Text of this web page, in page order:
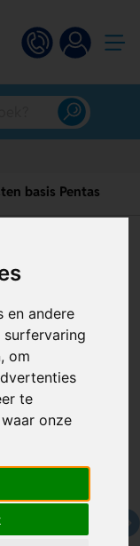
en andere
om
te
onze
basis Pentas